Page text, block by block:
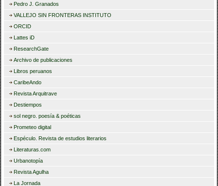
Pedro J. Granados
VALLEJO SIN FRONTERAS INSTITUTO
ORCID
Lattes iD
ResearchGate
Archivo de publicaciones
Libros peruanos
CaribeAndo
Revista Arquitrave
Destiempos
sol negro. poesía & poéticas
Prometeo digital
Espéculo. Revista de estudios literarios
Literaturas.com
Urbanotopía
Revista Agulha
La Jornada